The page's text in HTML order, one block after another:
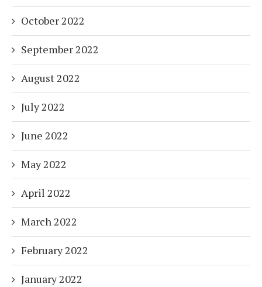
October 2022
September 2022
August 2022
July 2022
June 2022
May 2022
April 2022
March 2022
February 2022
January 2022